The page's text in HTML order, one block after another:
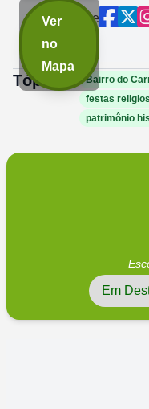
Ver
no
Mapa
Compartilhe
Tópicos: Bairro do
festas
patrimônio